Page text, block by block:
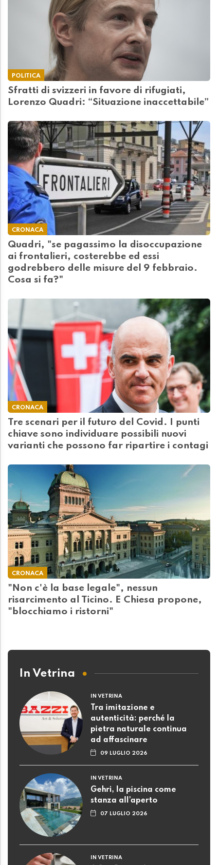
POLITICA
Sfratti di svizzeri in favore di rifugiati,
Lorenzo Quadri: “Situazione inaccettabile”
CRONACA
Quadri, "se pagassimo la disoccupazione
ai frontalieri, costerebbe ed essi
godrebbero delle misure del 9 febbraio.
Cosa si fa?"
CRONACA
Tre scenari per il futuro del Covid. I punti
chiave sono individuare possibili nuovi
varianti che possono far ripartire i contagi
CRONACA
"Non c'è la base legale", nessun
risarcimento al Ticino. E Chiesa propone,
"blocchiamo i ristorni"
In Vetrina
IN VETRINA
Tra imitazione e
autenticità: perché la
pietra naturale continua
ad affascinare
09 LUGLIO 2026
IN VETRINA
Gehri, la piscina come
stanza all’aperto
07 LUGLIO 2026
IN VETRINA